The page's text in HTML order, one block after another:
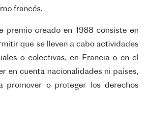
francés.
premio creado en 1988 consiste en
que se
lleven a cabo actividades
o colectivas, en Francia o en el
en cuenta nacionalidades ni países,
promover o proteger los derechos